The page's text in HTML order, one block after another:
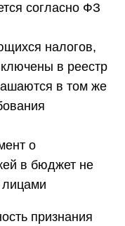
согласно ФЗ
налогов,
в реестр
в том же
о
в бюджет не
признания